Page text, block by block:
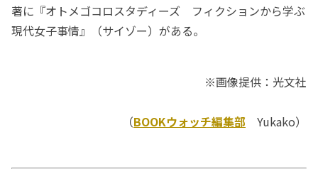
著に『オトメゴコロスタディーズ フィクションから学ぶ
現代女子事情』（サイゾー）がある。
※画像提供：光文社
（BOOKウォッチ編集部 Yukako）